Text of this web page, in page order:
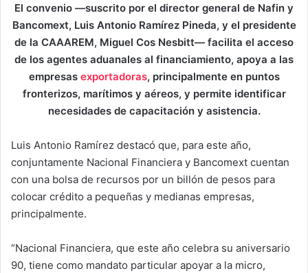
El convenio —suscrito por el director general de Nafin y
Bancomext, Luis Antonio Ramírez Pineda, y el presidente
de la CAAAREM, Miguel Cos Nesbitt— facilita el acceso
de los agentes aduanales al financiamiento, apoya a las
empresas exportadoras, principalmente en puntos
fronterizos, marítimos y aéreos, y permite identificar
necesidades de capacitación y asistencia.
Luis Antonio Ramírez destacó que, para este año,
conjuntamente Nacional Financiera y Bancomext cuentan
con una bolsa de recursos por un billón de pesos para
colocar crédito a pequeñas y medianas empresas,
principalmente.
“Nacional Financiera, que este año celebra su aniversario
90, tiene como mandato particular apoyar a la micro,